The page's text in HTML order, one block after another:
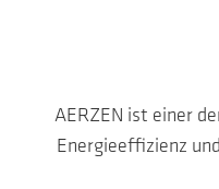
AERZEN ist einer
Energieeffizienz